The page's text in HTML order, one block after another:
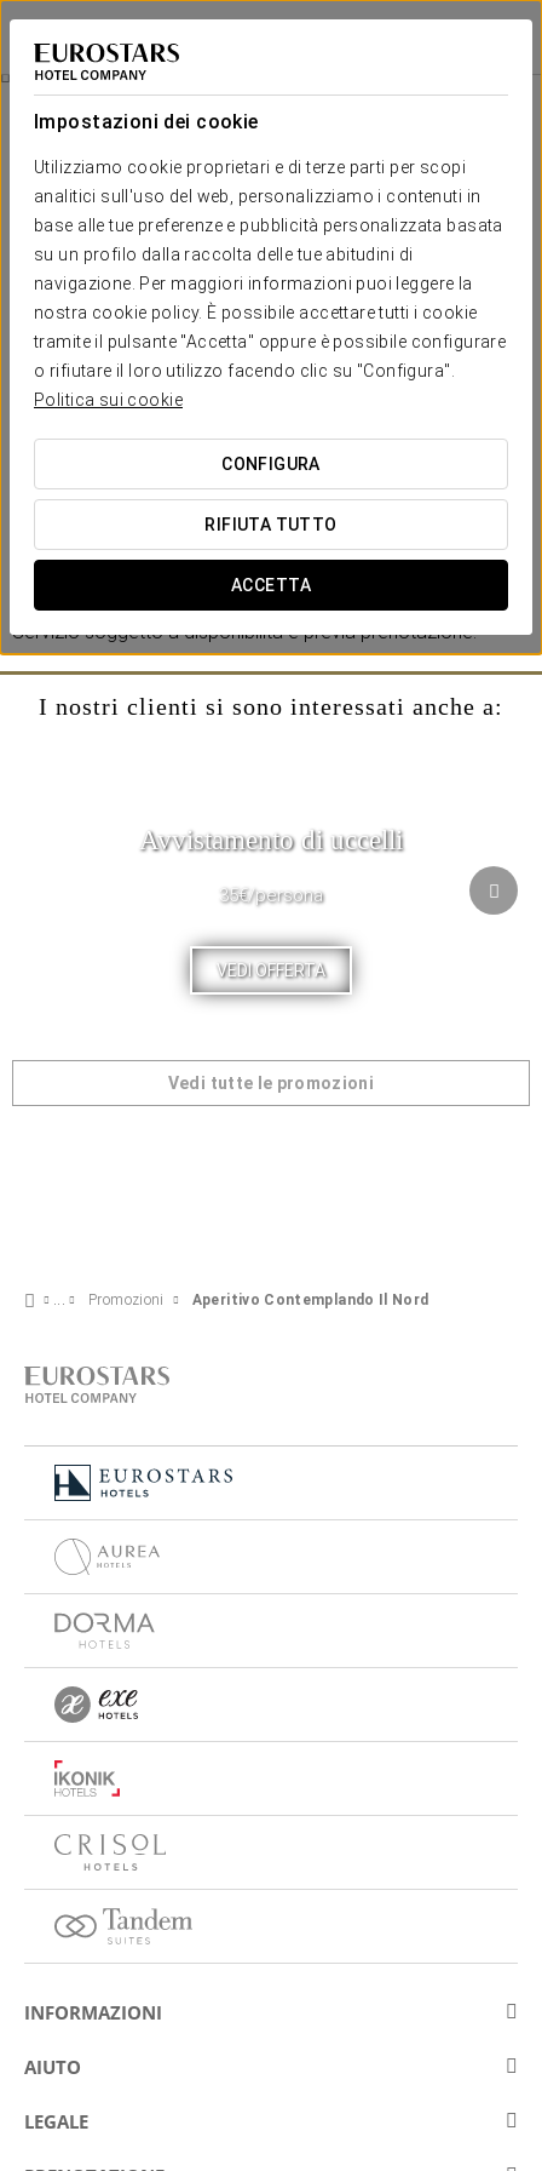
Impostazioni dei cookie
Utilizziamo cookie proprietari e di terze parti per scopi
analitici sull'uso del web, personalizziamo i contenuti in
base alle tue preferenze e pubblicità personalizzata basata
su un profilo dalla raccolta delle tue abitudini di
navigazione. Per maggiori informazioni puoi leggere la
nostra cookie policy. È possibile accettare tutti i cookie
tramite il pulsante "Accetta" oppure è possibile configurare
o rifiutare il loro utilizzo facendo clic su "Configura".
Politica sui cookie
CONFIGURA
RIFIUTA TUTTO
ACCETTA
Eurostars Hotel Real
SANTANDER
Aperitivo Contemplando Il Nord
€12/persona
Aperitivo contemplando il nord
Non dimenticare la tradizione gastronomica della Spagna
settentrionale e assapora l'antipasto più tipico di Santander:
piatto di formaggi della Cantabria accompagnato da un
delizioso vermouth, tutto nel bar dell'hotel o sulla nostra
terrazza panoramica. Orario dalle 12:30 alle 15:30.
Servizio soggetto a disponibilità e previa prenotazione.
I nostri clienti si sono interessati anche a:
Avvistamento di uccelli
35€/persona
VEDI OFFERTA
Vedi tutte le promozioni
Promozioni Aperitivo Contemplando Il Nord
INFORMAZIONI
Su Eurostars Hotel Company
Concorsis
AIUTO
Contattare
LEGALE
Avviso legale